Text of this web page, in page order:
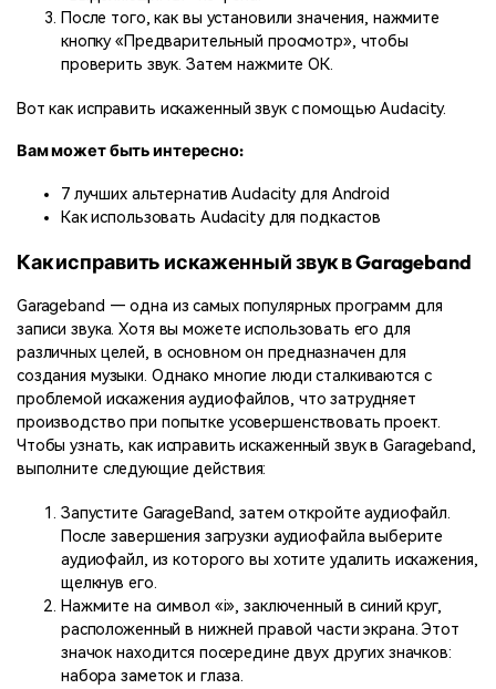
После того, как вы установили значения, нажмите
кнопку «Предварительный просмотр», чтобы
проверить звук. Затем нажмите ОК.
Вот как исправить искаженный звук с помощью Audacity.
Вам может быть интересно:
7 лучших альтернатив Audacity для Android
Как использовать Audacity для подкастов
Как исправить искаженный звук в Garageband
Garageband — одна из самых популярных программ для
записи звука. Хотя вы можете использовать его для
различных целей, в основном он предназначен для
создания музыки. Однако многие люди сталкиваются с
проблемой искажения аудиофайлов, что затрудняет
производство при попытке усовершенствовать проект.
Чтобы узнать, как исправить искаженный звук в Garageband,
выполните следующие действия:
Запустите GarageBand, затем откройте аудиофайл.
После завершения загрузки аудиофайла выберите
аудиофайл, из которого вы хотите удалить искажения,
щелкнув его.
Нажмите на символ «i», заключенный в синий круг,
расположенный в нижней правой части экрана. Этот
значок находится посередине двух других значков:
набора заметок и глаза.